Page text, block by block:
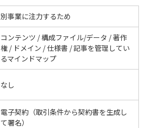
別事業に注力するため
コンテンツ / 構成ファイル/データ / 著作
権 / ドメイン / 仕様書 / 記事を管理してい
るマインドマップ
なし
電子契約（取引条件から契約書を生成し
て署名）